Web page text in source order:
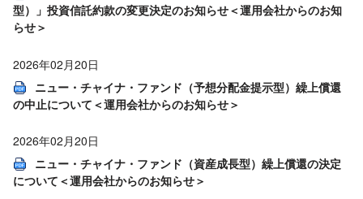
型）」投資信託約款の変更決定のお知らせ＜運用会社からのお知
らせ＞
2026年02月20日
ニュー・チャイナ・ファンド（予想分配金提示型）繰上償還
の中止について＜運用会社からのお知らせ＞
2026年02月20日
ニュー・チャイナ・ファンド（資産成長型）繰上償還の決定
について＜運用会社からのお知らせ＞